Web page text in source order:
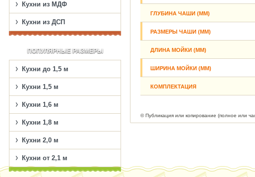
© Публикация или копирование (полное или
ГЛУБИНА ЧАШИ (ММ)
РАЗМЕРЫ ЧАШИ (ММ)
ДЛИНА МОЙКИ (ММ)
ШИРИНА МОЙКИ (ММ)
КОМПЛЕКТАЦИЯ
Кухни из МДФ
Кухни из ДСП
ПОПУЛЯРНЫЕ РАЗМЕРЫ
Кухни до 1,5 м
Кухни 1,5 м
Кухни 1,6 м
Кухни 1,8 м
Кухни 2,0 м
Кухни от 2,1 м